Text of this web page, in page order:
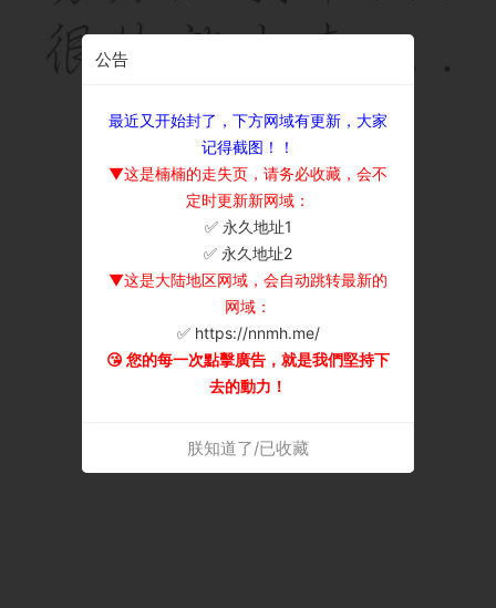
公告
最近又开始封了，下方网域有更新，大家
记得截图！！
▼这是楠楠的走失页，请务必收藏，会不
定时更新新网域：
✅ 永久地址1
✅ 永久地址2
▼这是大陆地区网域，会自动跳转最新的
网域：
✅ https://nnmh.me/
😘 您的每一次點擊廣告，就是我們堅持下
去的動力！
朕知道了/已收藏